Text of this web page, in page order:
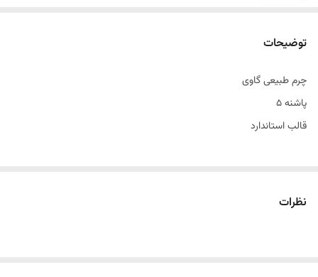
توضیحات
چرم طبیعی گاوی
پاشنه ۵
قالب استاندارد
نظرات